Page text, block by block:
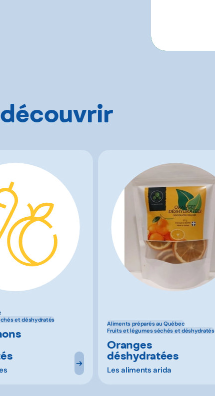
et déshydratés
Aliments préparés au Québec
Fruits et légumes séchés et déshydratés
Oranges
déshydratées
Les aliments arida